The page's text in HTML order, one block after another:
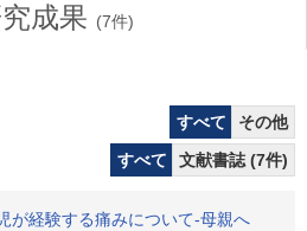
成果 (7件)
すべて
その他
すべて
文献書誌 (7件)
が経験する痛みについて-母親へ